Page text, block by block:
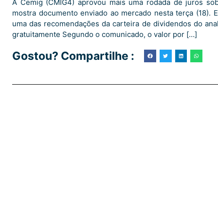
A Cemig (CMIG4) aprovou mais uma rodada de juros
mostra documento enviado ao mercado nesta terça (18).
uma das recomendações da carteira de dividendos do
gratuitamente Segundo o comunicado, o valor por […]
Gostou? Compartilhe :